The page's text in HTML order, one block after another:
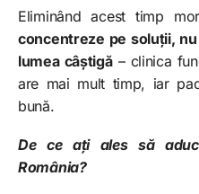
Eliminând acest timp
concentreze pe soluții,
lumea câștigă– clinica
are mai mult timp, iar
bună.
De ce ați ales să
România?